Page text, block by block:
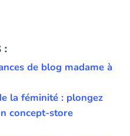
:
de blog madame à
la féminité : plongez
concept-store